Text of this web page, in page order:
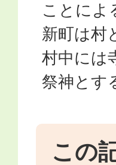
ことによ
新町は村
村中には
祭神とす
この